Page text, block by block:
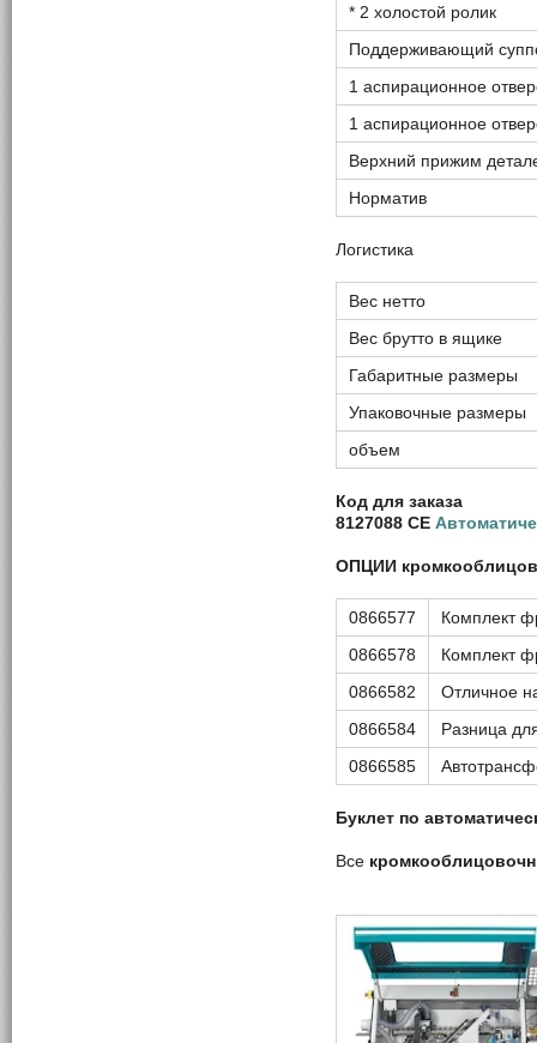
* 2 холостой ролик
Поддерживающий
1 аспирационное
1 аспирационное
Верхний прижим
Норматив
Логистика
Вес нетто
Вес брутто в ящике
Габаритные размеры
Упаковочные размеры
объем
Код для заказа
8127088 CE
ОПЦИИ
0866577
Комплект
0866578
Комплект
0866582
Отличное
0866584
Разница
0866585
Буклет по
Все